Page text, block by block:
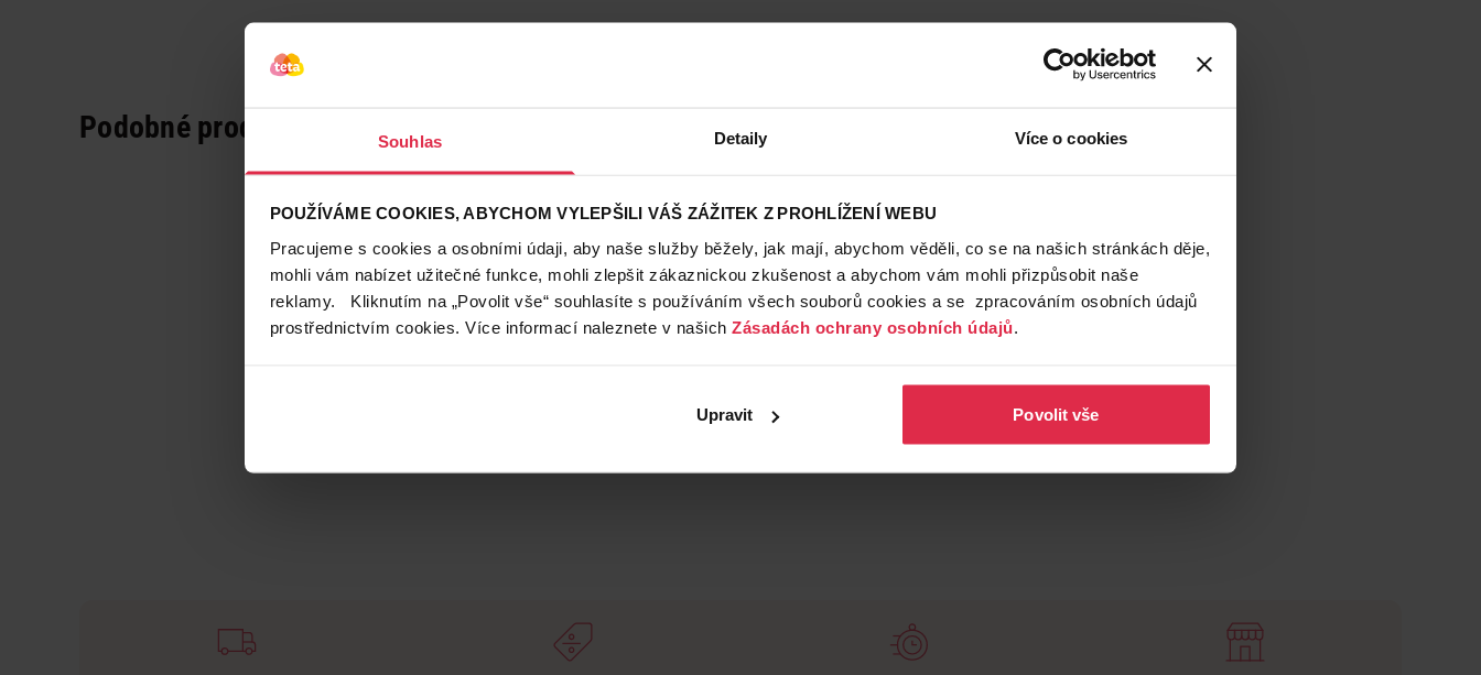
Souhlas Detaily Více o cookies
POUŽÍVÁME COOKIES, ABYCHOM VYLEPŠILI VÁŠ ZÁŽITEK Z PROHLÍŽENÍ WEBU
Pracujeme s cookies a osobními údaji, aby naše služby běžely, jak mají, abychom věděli, co se na našich stránkách děje,
mohli vám nabízet užitečné funkce, mohli zlepšit zákaznickou zkušenost a abychom vám mohli přizpůsobit naše
reklamy. Kliknutím na „Povolit vše“ souhlasíte s používáním všech souborů cookies a se zpracováním osobních údajů
prostřednictvím cookies. Více informací naleznete v našich Zásadách ochrany osobních údajů.
Upravit Povolit vše
Podobné produkty